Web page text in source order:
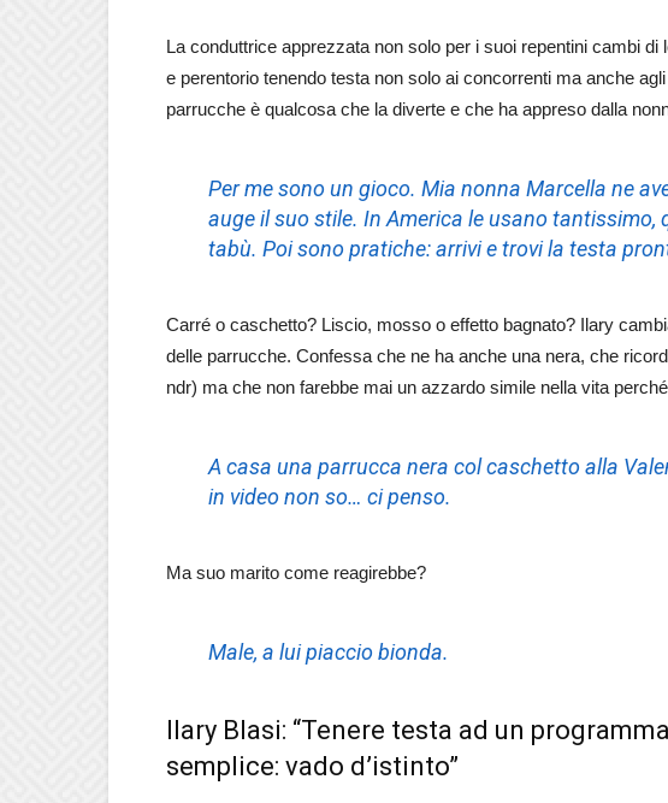
La conduttrice apprezzata non solo per i suoi repentini cambi
e perentorio tenendo testa non solo ai concorrenti ma anche
parrucche è qualcosa che la diverte e che ha appreso dalla
Per me sono un gioco. Mia nonna Marcella ne
auge il suo stile. In America le usano tantissimo,
tabù. Poi sono pratiche: arrivi e trovi la testa
Carré o caschetto? Liscio, mosso o effetto bagnato? Ilary
delle parrucche. Confessa che ne ha anche una nera, che
ndr) ma che non farebbe mai un azzardo simile nella vita
A casa una parrucca nera col caschetto alla
in video non so… ci penso.
Ma suo marito come reagirebbe?
Male, a lui piaccio bionda.
Ilary Blasi: “Tenere testa ad un
semplice: vado d’istinto”